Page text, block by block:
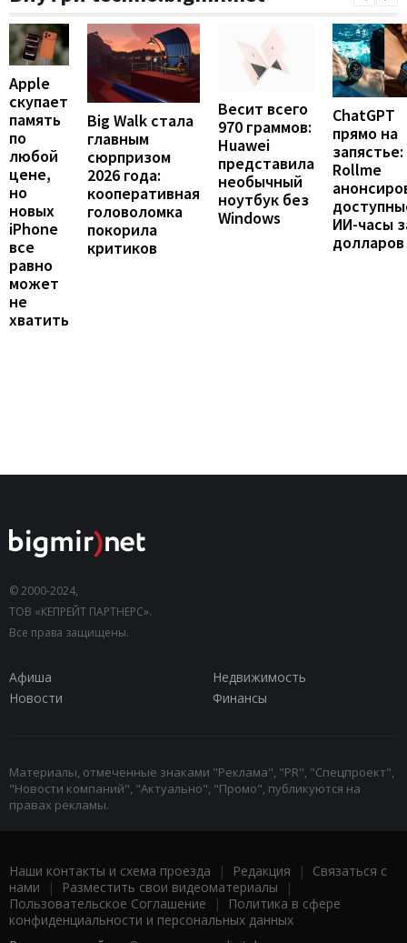
Apple
скупает
память
по
любой
цене,
но
новых
iPhone
все
равно
может
не
хватить
Big Walk стала
главным
сюрпризом
2026 года:
кооперативная
головоломка
покорила
критиков
Весит всего
970 граммов:
Huawei
представила
необычный
ноутбук без
Windows
ChatGPT
прямо на
запястье:
Rollme
ИИ-часы
долларов
© 2000-2024,
ТОВ «КЕПРЕЙТ ПАРТНЕРС».
Все права защищены.
Афиша
Недвижимость
Новости
Финансы
Материалы, отмеченные знаками "Реклама", "PR", "Спецпроект",
"Новости компаний", "Актуально", "Промо", публикуются на
правах рекламы.
Наши контакты и схема проезда | Редакция | Связаться с
нами | Разместить свои видеоматериалы |
Пользовательское Соглашение |
Политика в сфере
конфиденциальности и персональных данных